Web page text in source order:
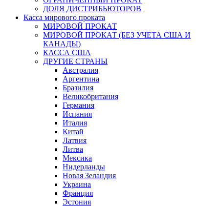
ДОЛЯ ДИСТРИБЬЮТОРОВ
Касса мирового проката
МИРОВОЙ ПРОКАТ
МИРОВОЙ ПРОКАТ (БЕЗ УЧЕТА США И
КАНАДЫ)
КАССА США
ДРУГИЕ СТРАНЫ
Австралия
Аргентина
Бразилия
Великобритания
Германия
Испания
Италия
Китай
Латвия
Литва
Мексика
Нидерланды
Новая Зеландия
Украина
Франция
Эстония